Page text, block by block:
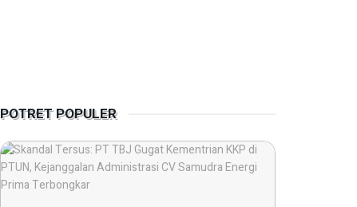
POTRET POPULER